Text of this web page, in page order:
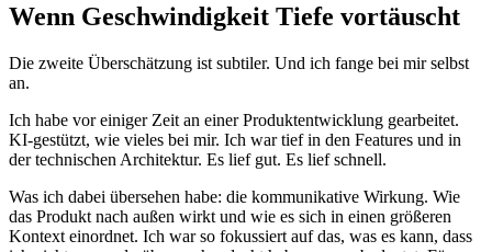
Wenn Geschwindigkeit Tiefe vortäuscht
Die zweite Überschätzung ist subtiler. Und ich fange bei mir selbst
an.
Ich habe vor einiger Zeit an einer Produktentwicklung gearbeitet.
KI-gestützt, wie vieles bei mir. Ich war tief in den Features und in
der technischen Architektur. Es lief gut. Es lief schnell.
Was ich dabei übersehen habe: die kommunikative Wirkung. Wie
das Produkt nach außen wirkt und wie es sich in einen größeren
Kontext einordnet. Ich war so fokussiert auf das, was es kann, dass